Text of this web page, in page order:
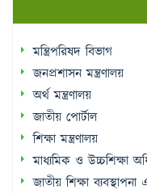
মন্ত্রিপরিষদ বিভাগ
জনপ্রশাসন মন্ত্রণালয়
অর্থ মন্ত্রণালয়
জাতীয় পোর্টাল
শিক্ষা মন্ত্রণালয়
মাধ্যমিক ও উচ্চশিক্ষা
জাতীয় শিক্ষা